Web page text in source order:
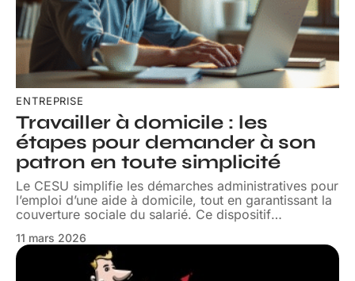
ENTREPRISE
Travailler à domicile : les
étapes pour demander à son
patron en toute simplicité
Le CESU simplifie les démarches administratives pour
l’emploi d’une aide à domicile, tout en garantissant la
couverture sociale du salarié. Ce dispositif…
11 mars 2026